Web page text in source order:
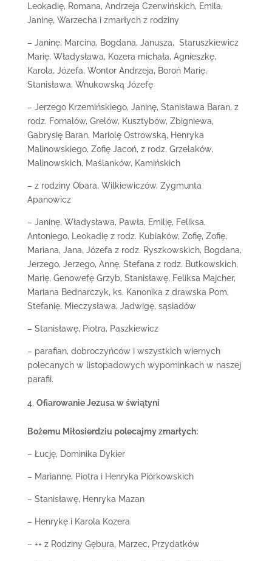
Leokadię, Romana, Andrzeja Czerwińskich, Emila,
Janinę, Warzecha i zmarłych z rodziny
– Janinę, Marcina, Bogdana, Janusza, Staruszkiewicz
Marię, Władysława, Kozera michała, Agnieszkę,
Karola, Józefa, Wontor Andrzeja, Boroń Marię,
Stanisława, Wnukowską Józefę
– Jerzego Krzemińskiego, Janinę, Stanisława Baran, z
rodz. Fornalów, Grelów, Kusztybów, Zbigniewa,
Gabrysię Baran, Mariolę Ostrowską, Henryka
Malinowskiego, Zofię Jacoń, z rodz. Grzelaków,
Malinowskich, Maślanków, Kamińskich
– z rodziny Obara, Wilkiewiczów, Zygmunta
Apanowicz
– Janinę, Władysława, Pawła, Emilię, Feliksa,
Antoniego, Leokadię z rodz. Kubiaków, Zofię, Zofię,
Mariana, Jana, Józefa z rodz. Ryszkowskich, Bogdana,
Jerzego, Jerzego, Annę, Stefana z rodz. Butkowskich,
Marię, Genowefę Grzyb, Stanisławę, Feliksa Majcher,
Mariana Bednarczyk, ks. Kanonika z drawska Pom,
Stefanię, Mieczysława, Jadwigę, sąsiadów
– Stanisławę, Piotra, Paszkiewicz
– parafian, dobroczyńców i wszystkich wiernych
polecanych w listopadowych wypominkach w naszej
parafii.
Ofiarowanie Jezusa w świątyni
Bożemu Miłosierdziu polecajmy zmarłych:
– Łucję, Dominika Dykier
– Mariannę, Piotra i Henryka Piórkowskich
– Stanisławę, Henryka Mazan
– Henrykę i Karola Kozera
– ++ z Rodziny Gębura, Marzec, Przydatków